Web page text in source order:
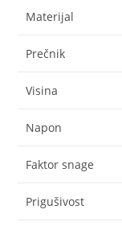
Materijal
Prečnik
Visina
Napon
Faktor snage
Prigušivost